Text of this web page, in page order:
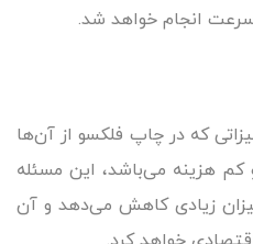
سرعت انجام خواهد شد.
که در چاپ فلکسو از آن‌ها
کم هزینه می‌باشد، این مسئله
میزان زیادی کاهش می‌دهد و آن